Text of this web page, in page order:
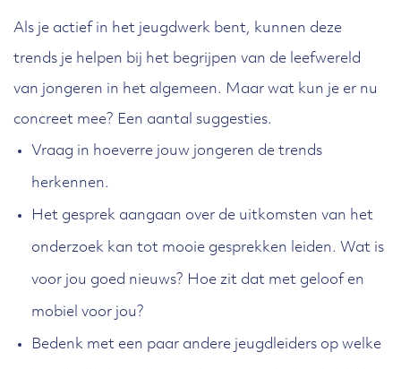
Als je actief in het jeugdwerk bent, kunnen deze
trends je helpen bij het begrijpen van de leefwereld
van jongeren in het algemeen. Maar wat kun je er nu
concreet mee? Een aantal suggesties.
Vraag in hoeverre jouw jongeren de trends
herkennen.
Het gesprek aangaan over de uitkomsten van het
onderzoek kan tot mooie gesprekken leiden. Wat is
voor jou goed nieuws? Hoe zit dat met geloof en
mobiel voor jou?
Bedenk met een paar andere jeugdleiders op welke